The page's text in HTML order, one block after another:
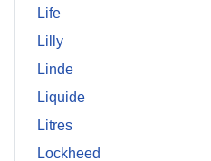
Life
Lilly
Linde
Liquide
Litres
Lockheed